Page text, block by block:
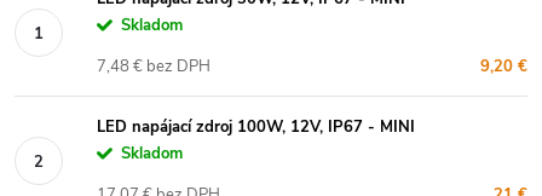
Skladom
9,20 €
7,48 € bez DPH
LED napájací zdroj 100W, 12V, IP67 - MINI
Skladom